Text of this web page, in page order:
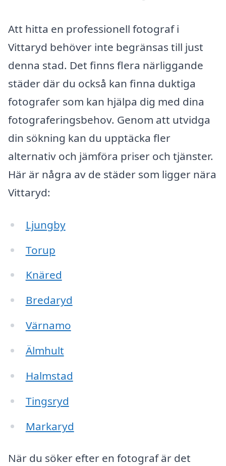
Att hitta en professionell fotograf i
Vittaryd behöver inte begränsas till just
denna stad. Det finns flera närliggande
städer där du också kan finna duktiga
fotografer som kan hjälpa dig med dina
fotograferingsbehov. Genom att utvidga
din sökning kan du upptäcka fler
alternativ och jämföra priser och tjänster.
Här är några av de städer som ligger nära
Vittaryd:
Ljungby
Torup
Knäred
Bredaryd
Värnamo
Älmhult
Halmstad
Tingsryd
Markaryd
När du söker efter en fotograf är det